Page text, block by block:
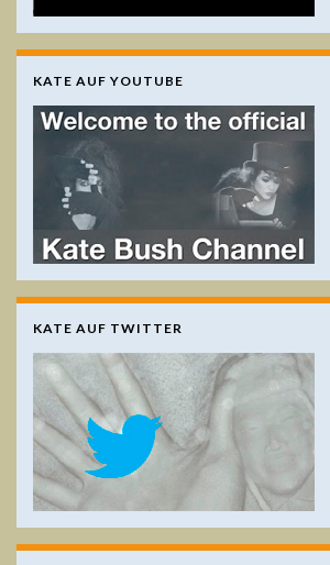
KATE AUF YOUTUBE
KATE AUF TWITTER